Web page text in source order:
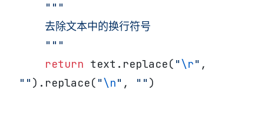
    """
    去除文本中的换行符号
    """
    return
text.replace( "\r"
"" ).replace( "\n" , "" )